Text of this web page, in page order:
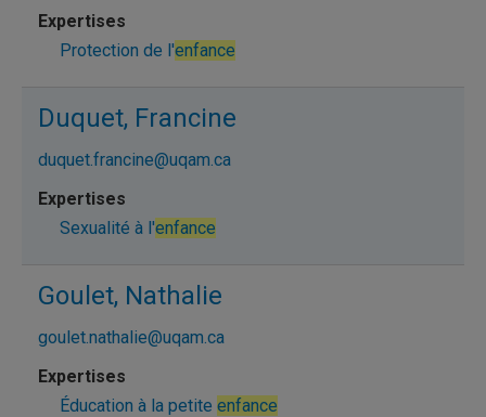
Protection de l'enfance
Duquet, Francine
duquet.francine@uqam.ca
Sexualité à l'enfance
Goulet, Nathalie
goulet.nathalie@uqam.ca
Éducation à la petite enfance